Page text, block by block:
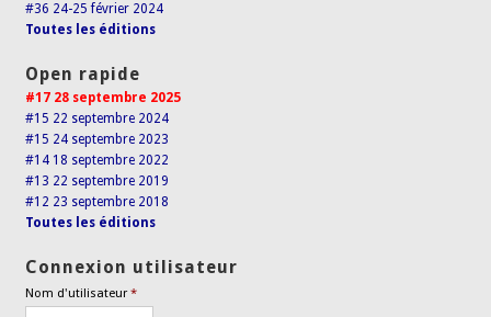
#36 24-25 février 2024
Toutes les éditions
Open rapide
#17 28 septembre 2025
#15 22 septembre 2024
#15 24 septembre 2023
#14 18 septembre 2022
#13 22 septembre 2019
#12 23 septembre 2018
Toutes les éditions
Connexion utilisateur
Nom d'utilisateur*